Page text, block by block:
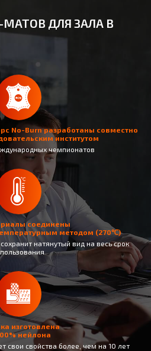
ДЛЯ ЗАЛА В
No-Burn разработаны совместно
институтом
чемпионатов
соединены
методом (270℃)
натянутый вид на весь срок
изготовлена
нейлона
свои свойства более, чем на 10 лет